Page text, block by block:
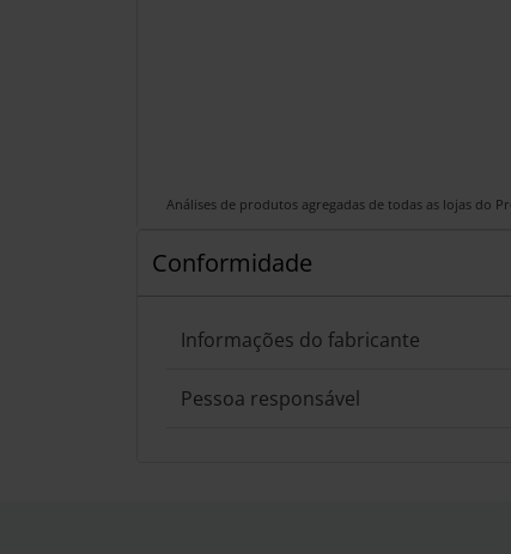
Análises de produtos agregadas de todas as lojas do
Conformidade
Informações do fabricante
Pessoa responsável